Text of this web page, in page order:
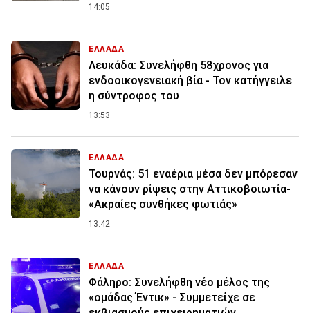
14:05
ΕΛΛΑΔΑ
Λευκάδα: Συνελήφθη 58χρονος για
ενδοοικογενειακή βία - Τον κατήγγειλε
η σύντροφος του
13:53
ΕΛΛΑΔΑ
Τουρνάς: 51 εναέρια μέσα δεν μπόρεσαν
να κάνουν ρίψεις στην Αττικοβοιωτία-
«Ακραίες συνθήκες φωτιάς»
13:42
ΕΛΛΑΔΑ
Φάληρο: Συνελήφθη νέο μέλος της
«ομάδας Έντικ» - Συμμετείχε σε